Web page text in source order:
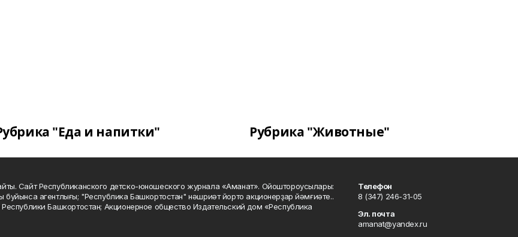
"Еда и напитки" Рубрика "Животные"
Сайт Республиканского детско-юношеского журнала «Аманат». Ойоштороусылары:
агентлығы; "Республика Башкортостан" нәшриәт йорто акционерҙар йәмғиәте..
Башкортостан; Акционерное общество Издательский дом «Республика
Телефон
8 (347) 246-31-05
Эл. почта
amanat@yandex.ru